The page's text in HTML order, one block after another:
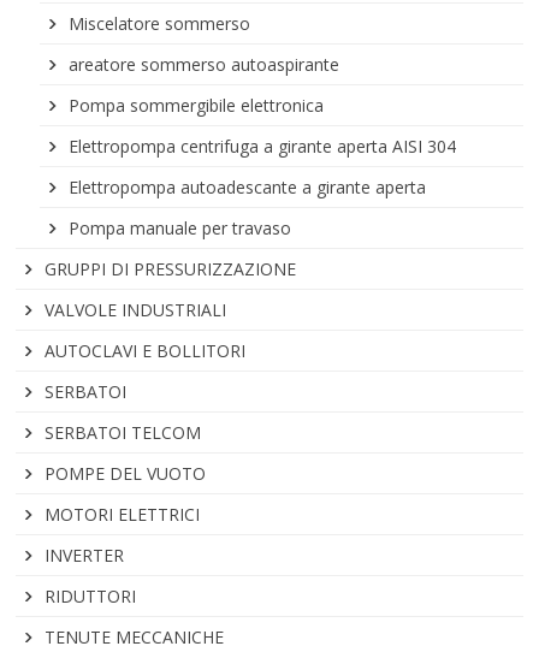
Miscelatore sommerso
areatore sommerso autoaspirante
Pompa sommergibile elettronica
Elettropompa centrifuga a girante aperta AISI 304
Elettropompa autoadescante a girante aperta
Pompa manuale per travaso
GRUPPI DI PRESSURIZZAZIONE
VALVOLE INDUSTRIALI
AUTOCLAVI E BOLLITORI
SERBATOI
SERBATOI TELCOM
POMPE DEL VUOTO
MOTORI ELETTRICI
INVERTER
RIDUTTORI
TENUTE MECCANICHE